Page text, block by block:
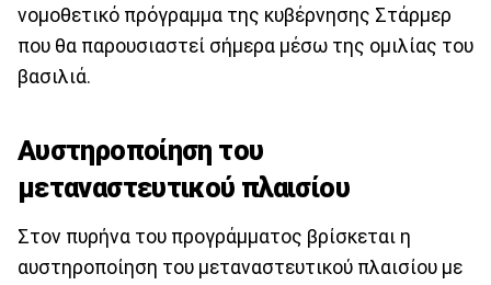
νομοθετικό πρόγραμμα της κυβέρνησης Στάρμερ
που θα παρουσιαστεί σήμερα μέσω της ομιλίας του
βασιλιά.
Αυστηροποίηση του
μεταναστευτικού πλαισίου
Στον πυρήνα του προγράμματος βρίσκεται η
αυστηροποίηση του μεταναστευτικού πλαισίου με